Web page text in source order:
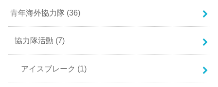
青年海外協力隊 (36)
協力隊活動 (7)
アイスブレーク (1)